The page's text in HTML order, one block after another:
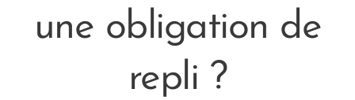
une obligation de
repli ?